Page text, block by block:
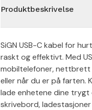
Produktbeskrivelse
SiGN USB-C kabel for
raskt og effektivt. Med
mobiltelefoner, nettbrett
eller når du er på farten.
lade enhetene dine trygt
skrivebord, ladestasjoner